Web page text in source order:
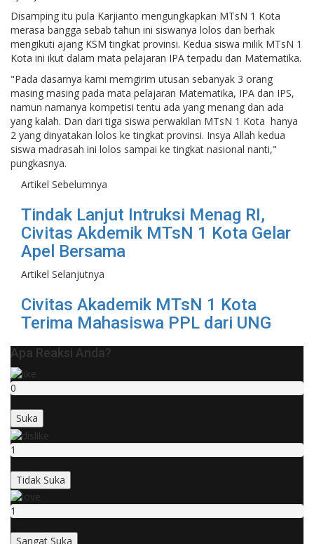
Disamping itu pula Karjianto mengungkapkan MTsN 1 Kota
merasa bangga sebab tahun ini siswanya lolos dan berhak
mengikuti ajang KSM tingkat provinsi. Kedua siswa milik MTsN 1
Kota ini ikut dalam mata pelajaran IPA terpadu dan Matematika.
"Pada dasarnya kami memgirim utusan sebanyak 3 orang
masing masing pada mata pelajaran Matematika, IPA dan IPS,
namun namanya kompetisi tentu ada yang menang dan ada
yang kalah. Dan dari tiga siswa perwakilan MTsN 1 Kota hanya
2 yang dinyatakan lolos ke tingkat provinsi. Insya Allah kedua
siswa madrasah ini lolos sampai ke tingkat nasional nanti,"
pungkasnya.
Artikel Sebelumnya
Tindak Lanjut Intruksi Menag RI,
Civitas Akdemik MTsN 1 Kota Gelar
Apel Bersama
Artikel Selanjutnya
Civitas Akademik MTsN 1 Kota
Terima Mahasiswa PPL dari UNG
Apa Reaksi Anda?
0
Suka
1
Tidak Suka
1
Sangat Suka